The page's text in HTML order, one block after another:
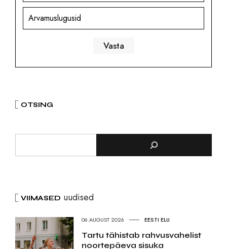
Arvamuslugusid
OTSING
VIIMASED uudised
06.AUGUST 2026 EESTI ELU
Tartu tähistab rahvusvahelist
noortepäeva sisuka